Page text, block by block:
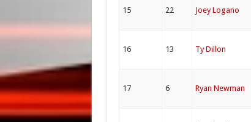
15 22 Joey Logano
16 13 Ty Dillon
17 6 Ryan Newman